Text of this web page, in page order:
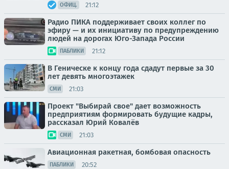
ОФИЦ. 21:12
Радио ПИКА поддерживает своих коллег по
эфиру — и их инициативу по предупреждению
людей на дорогах Юго-Запада России
ПАБЛИКИ 21:12
В Геническе к концу года сдадут первые за 30
лет девять многоэтажек
СМИ 21:03
Проект "Выбирай свое" дает возможность
предприятиям формировать будущие кадры,
рассказал Юрий Ковалёв
СМИ 21:03
Авиационная ракетная, бомбовая опасность
ПАБЛИКИ 20:52